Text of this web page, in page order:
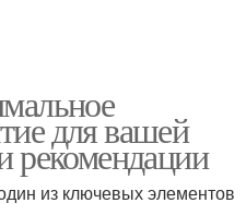
для вашей
рекомендации
из ключевых элементов